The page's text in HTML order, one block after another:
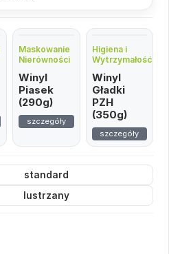
Maskowanie
Nierówności
Winyl
Piasek
(290g)
szczegóły
Higiena i
Wytrzymałość
Winyl
Gładki
PZH
(350g)
szczegóły
standard
lustrzany